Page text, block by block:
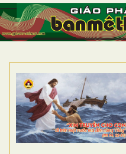
TRANG NHẤT
GIỚI THIỆU
DÒNG TU
BAN MỤC VỤ
ĐOÀN THỂ CG